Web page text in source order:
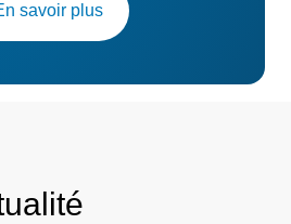
savoir plus